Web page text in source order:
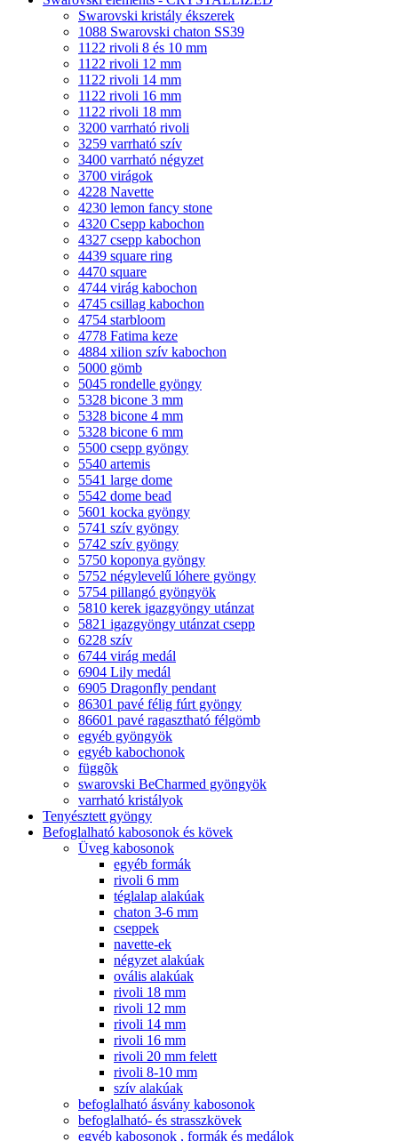
Swarovski kristály ékszerek
1088 Swarovski chaton SS39
1122 rivoli 8 és 10 mm
1122 rivoli 12 mm
1122 rivoli 14 mm
1122 rivoli 16 mm
1122 rivoli 18 mm
3200 varrható rivoli
3259 varrható szív
3400 varrható négyzet
3700 virágok
4228 Navette
4230 lemon fancy stone
4320 Csepp kabochon
4327 csepp kabochon
4439 square ring
4470 square
4744 virág kabochon
4745 csillag kabochon
4754 starbloom
4778 Fatima keze
4884 xilion szív kabochon
5000 gömb
5045 rondelle gyöngy
5328 bicone 3 mm
5328 bicone 4 mm
5328 bicone 6 mm
5500 csepp gyöngy
5540 artemis
5541 large dome
5542 dome bead
5601 kocka gyöngy
5741 szív gyöngy
5742 szív gyöngy
5750 koponya gyöngy
5752 négylevelű lóhere gyöngy
5754 pillangó gyöngyök
5810 kerek igazgyöngy utánzat
5821 igazgyöngy utánzat csepp
6228 szív
6744 virág medál
6904 Lily medál
6905 Dragonfly pendant
86301 pavé félig fúrt gyöngy
86601 pavé ragasztható félgömb
egyéb gyöngyök
egyéb kabochonok
függõk
swarovski BeCharmed gyöngyök
varrható kristályok
Tenyésztett gyöngy
Befoglalható kabosonok és kövek
Üveg kabosonok
egyéb formák
rivoli 6 mm
téglalap alakúak
chaton 3-6 mm
cseppek
navette-ek
négyzet alakúak
ovális alakúak
rivoli 18 mm
rivoli 12 mm
rivoli 14 mm
rivoli 16 mm
rivoli 20 mm felett
rivoli 8-10 mm
szív alakúak
befoglalható ásvány kabosonok
befoglalható- és strasszkövek
egyéb kabosonok , formák és medálok